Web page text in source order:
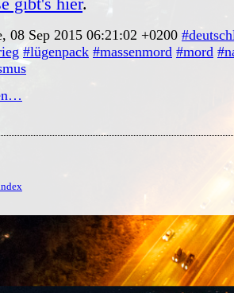
08 Sep 2015 06:21:02 +0200
#lügenpack #massenmord #mord